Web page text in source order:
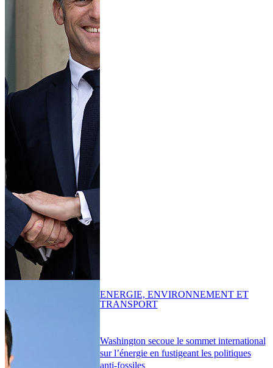
Washington secoue le sommet international
sur l’énergie en fustigeant les politiques
anti-fossiles
ENERGIE, ENVIRONNEMENT ET
TRANSPORT